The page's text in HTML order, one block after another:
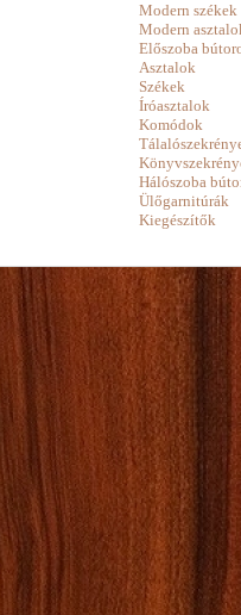
Modern székek
Modern
Előszoba
Asztalok
Székek
Íróasztalok
Komódok
Hálószoba
Ülőgarnitúrák
Kiegészítők